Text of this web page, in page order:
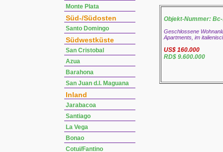
Monte Plata
Süd-/Südosten
Santo Domingo
Südwestküste
San Cristobal
Azua
Barahona
San Juan d.l. Maguana
Inland
Jarabacoa
Santiago
La Vega
Bonao
Cotui/Fantino
Objekt-Nummer:
Geschlossene
Apartments, im
US$ 160.000
RD$ 9.600.000